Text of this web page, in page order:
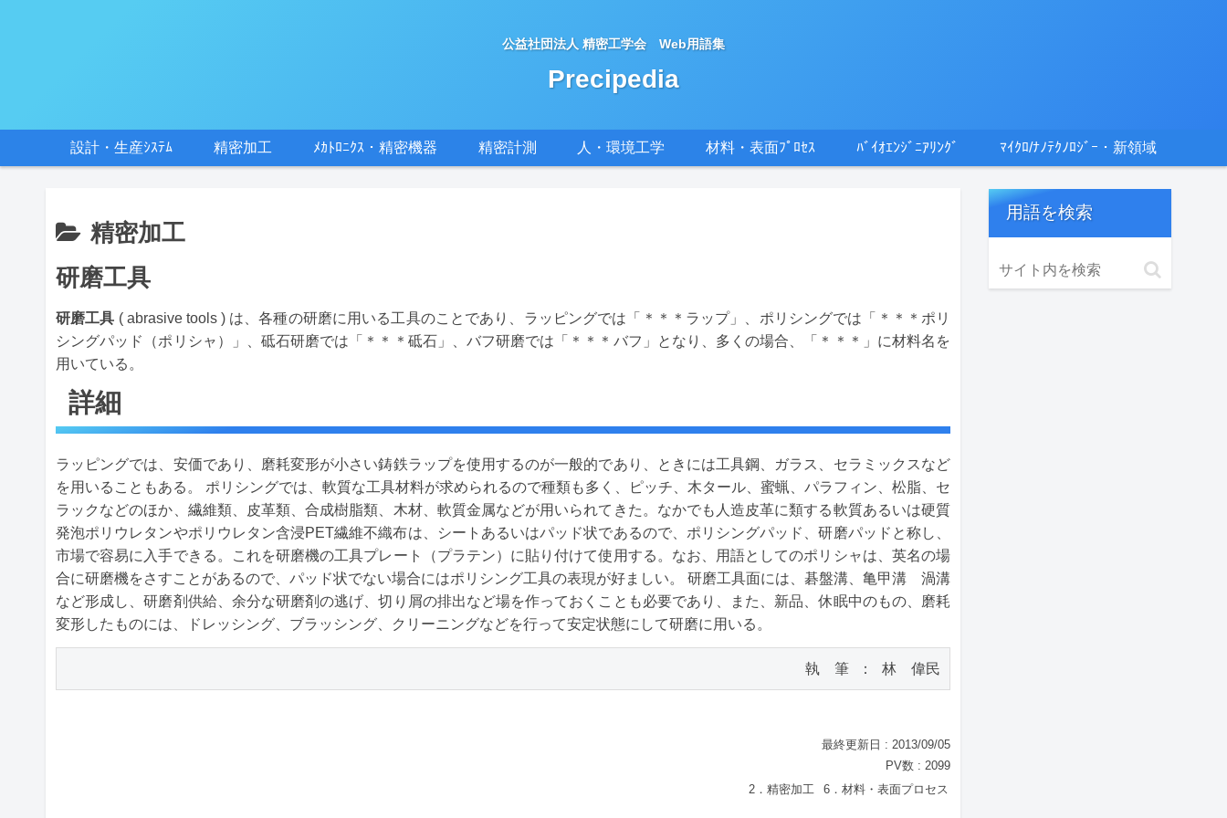
公益社団法人 精密工学会 Web用語集
Precipedia
設計・生産ｼｽﾃﾑ 精密加工 ﾒｶﾄﾛﾆｸｽ・精密機器 精密計測 人・環境工学 材料・表面ﾌﾟﾛｾｽ ﾊﾞｲｵｴﾝｼﾞﾆｱﾘﾝｸﾞ ﾏｲｸﾛ/ﾅﾉﾃｸﾉﾛｼﾞｰ・新領域
精密加工
研磨工具
研磨工具 ( abrasive tools ) は、各種の研磨に用いる工具のことであり、ラッピングでは「＊＊＊ラップ」、ポリシングでは「＊＊＊ポリ
シングパッド（ポリシャ）」、砥石研磨では「＊＊＊砥石」、バフ研磨では「＊＊＊バフ」となり、多くの場合、「＊＊＊」に材料名を
用いている。
詳細
ラッピングでは、安価であり、磨耗変形が小さい鋳鉄ラップを使用するのが一般的であり、ときには工具鋼、ガラス、セラミックスなど
を用いることもある。 ポリシングでは、軟質な工具材料が求められるので種類も多く、ピッチ、木タール、蜜蝋、パラフィン、松脂、セ
ラックなどのほか、繊維類、皮革類、合成樹脂類、木材、軟質金属などが用いられてきた。なかでも人造皮革に類する軟質あるいは硬質
発泡ポリウレタンやポリウレタン含浸PET繊維不織布は、シートあるいはパッド状であるので、ポリシングパッド、研磨パッドと称し、
市場で容易に入手できる。これを研磨機の工具プレート（プラテン）に貼り付けて使用する。なお、用語としてのポリシャは、英名の場
合に研磨機をさすことがあるので、パッド状でない場合にはポリシング工具の表現が好ましい。 研磨工具面には、碁盤溝、亀甲溝 渦溝
など形成し、研磨剤供給、余分な研磨剤の逃げ、切り屑の排出など場を作っておくことも必要であり、また、新品、休眠中のもの、磨耗
変形したものには、ドレッシング、ブラッシング、クリーニングなどを行って安定状態にして研磨に用いる。
執　筆 ： 林　偉民
最終更新日 : 2013/09/05
PV数 : 2099
2．精密加工
6．材料・表面プロセス
用語を検索